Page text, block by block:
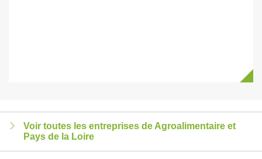
Voir toutes les entreprises de Agroalimentaire et
Pays de la Loire